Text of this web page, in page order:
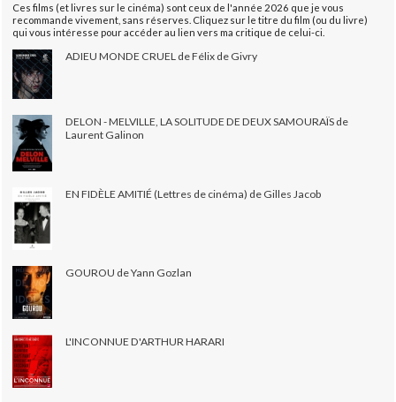
Ces films (et livres sur le cinéma) sont ceux de l'année 2026 que je vous
recommande vivement, sans réserves. Cliquez sur le titre du film (ou du livre)
qui vous intéresse pour accéder au lien vers ma critique de celui-ci.
ADIEU MONDE CRUEL de Félix de Givry
DELON - MELVILLE, LA SOLITUDE DE DEUX SAMOURAÏS de
Laurent Galinon
EN FIDÈLE AMITIÉ (Lettres de cinéma) de Gilles Jacob
GOUROU de Yann Gozlan
L'INCONNUE D'ARTHUR HARARI